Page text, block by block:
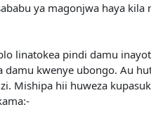
ya magonjwa haya kila
linatokea pindi damu
kwenye ubongo. Au
Mishipa hii huweza